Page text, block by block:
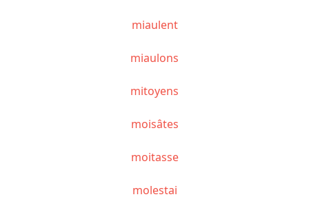
miaulent
miaulons
mitoyens
moisâtes
moitasse
molestai